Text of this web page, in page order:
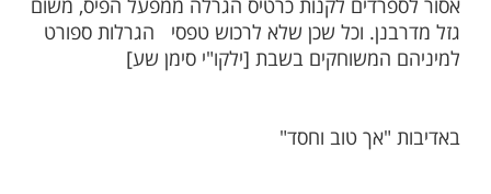
שרואה שאחד התלמידים מחזיק בידו חפץ
נמנע הוא מללמוד או מפריע לאחרים,
אבל לקחת על מנת שלא להחזיר כלל, וכל
אסור. ואם רוצה להראות את החפץ או את